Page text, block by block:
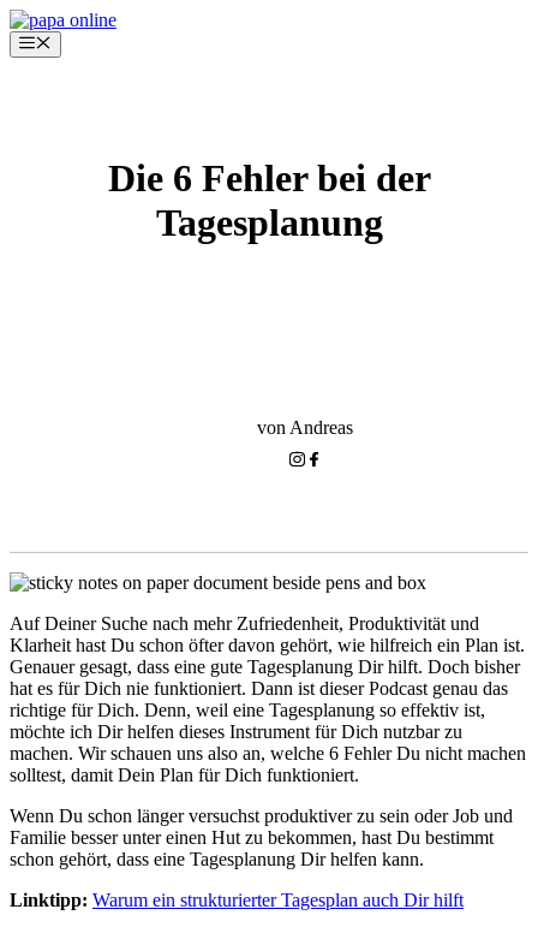
Zum
Inhalt
springen
Menü
Die 6 Fehler bei der
Tagesplanung
von Andreas
Auf Deiner Suche nach mehr Zufriedenheit, Produktivität und
Klarheit hast Du schon öfter davon gehört, wie hilfreich ein Plan ist.
Genauer gesagt, dass eine gute Tagesplanung Dir hilft. Doch bisher
hat es für Dich nie funktioniert. Dann ist dieser Podcast genau das
richtige für Dich. Denn, weil eine Tagesplanung so effektiv ist,
möchte ich Dir helfen dieses Instrument für Dich nutzbar zu
machen. Wir schauen uns also an, welche 6 Fehler Du nicht machen
solltest, damit Dein Plan für Dich funktioniert.
Wenn Du schon länger versuchst produktiver zu sein oder Job und
Familie besser unter einen Hut zu bekommen, hast Du bestimmt
schon gehört, dass eine Tagesplanung Dir helfen kann.
Linktipp: Warum ein strukturierter Tagesplan auch Dir hilft